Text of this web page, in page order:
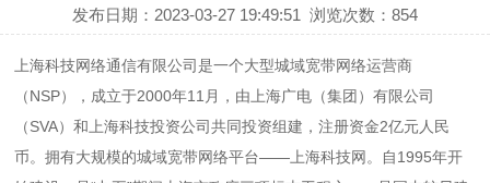
发布日期：2023-03-27 19:49:51 浏览次数：854
上海科技网络通信有限公司是一个大型城域宽带网络运营商
（NSP），成立于2000年11月，由上海广电（集团）有限公司
（SVA）和上海科技投资公司共同投资组建，注册资金2亿元人民
币。拥有大规模的城域宽带网络平台——上海科技网。自1995年开